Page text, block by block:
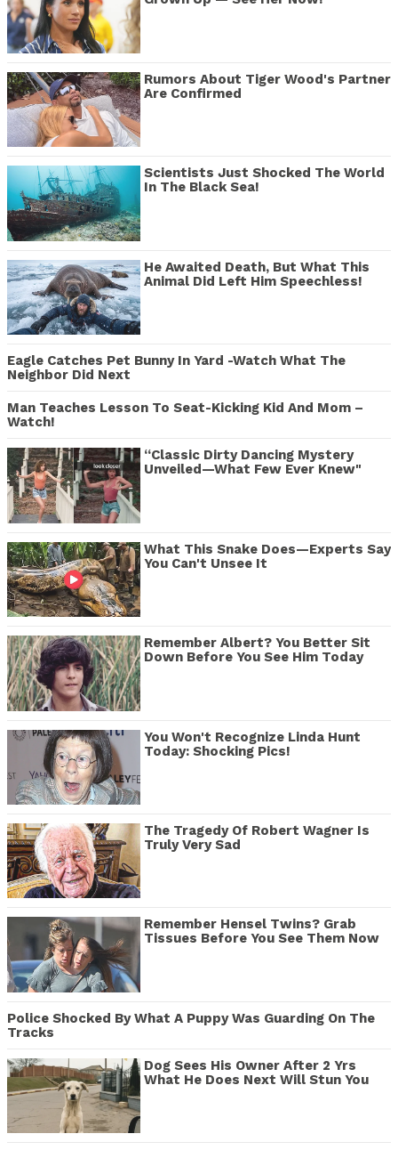
Rumors About Tiger Wood's Partner
Are Confirmed
Scientists Just Shocked The World
In The Black Sea!
He Awaited Death, But What This
Animal Did Left Him Speechless!
Eagle Catches Pet Bunny In Yard -Watch What The
Neighbor Did Next
Man Teaches Lesson To Seat-Kicking Kid And Mom –
Watch!
“Classic Dirty Dancing Mystery
Unveiled—What Few Ever Knew"
What This Snake Does—Experts Say
You Can't Unsee It
Remember Albert? You Better Sit
Down Before You See Him Today
You Won't Recognize Linda Hunt
Today: Shocking Pics!
The Tragedy Of Robert Wagner Is
Truly Very Sad
Remember Hensel Twins? Grab
Tissues Before You See Them Now
Police Shocked By What A Puppy Was Guarding On The
Tracks
Dog Sees His Owner After 2 Yrs
What He Does Next Will Stun You